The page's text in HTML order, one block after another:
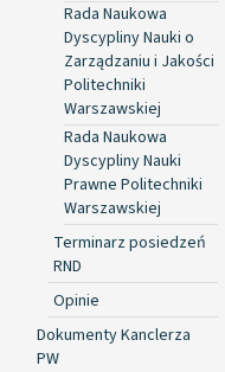
Rada Naukowa
Dyscypliny Nauki o
Zarządzaniu i Jakości
Politechniki
Warszawskiej
Rada Naukowa
Dyscypliny Nauki
Prawne Politechniki
Warszawskiej
Terminarz posiedzeń
RND
Opinie
Dokumenty Kanclerza
PW